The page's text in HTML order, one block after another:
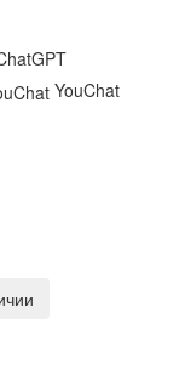
YouChat